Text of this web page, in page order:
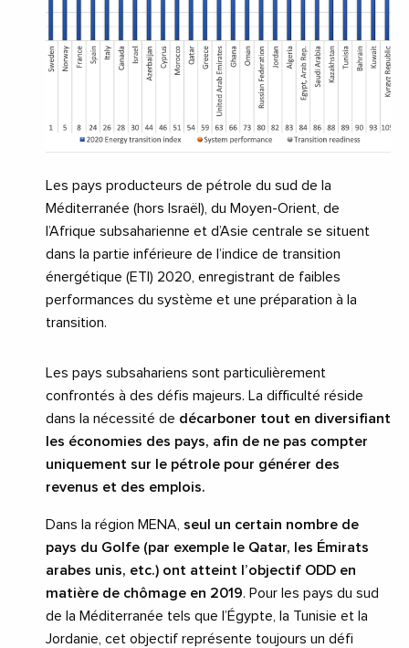
Les pays producteurs de pétrole du sud de la
Méditerranée (hors Israël), du Moyen-Orient, de
l’Afrique subsaharienne et d’Asie centrale se situent
dans la partie inférieure de l’indice de transition
énergétique (ETI) 2020, enregistrant de faibles
performances du système et une préparation à la
transition.
Les pays subsahariens sont particulièrement
confrontés à des défis majeurs. La difficulté réside
dans la nécessité de décarboner tout en diversifiant
les économies des pays, afin de ne pas compter
uniquement sur le pétrole pour générer des
revenus et des emplois.
Dans la région MENA, seul un certain nombre de
pays du Golfe (par exemple le Qatar, les Émirats
arabes unis, etc.) ont atteint l’objectif ODD en
matière de chômage en 2019. Pour les pays du sud
de la Méditerranée tels que l’Égypte, la Tunisie et la
Jordanie, cet objectif représente toujours un défi